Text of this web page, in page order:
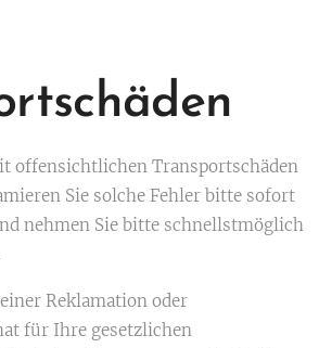
offensichtlichen Transportschäden
Sie solche Fehler bitte sofort
nehmen Sie bitte schnellstmöglich
Reklamation oder
für Ihre gesetzlichen